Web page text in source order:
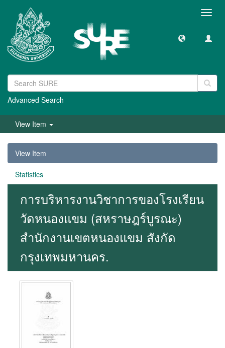
Advanced Search
View Item
View Item
Statistics
การบริหารงานวิชาการของโรงเรียน
วัดหนองแขม (สหราษฎร์บูรณะ)
สำนักงานเขตหนองแขม สังกัด
กรุงเทพมหานคร.